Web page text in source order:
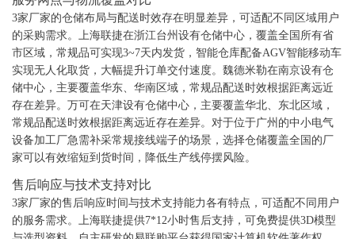
3家厂家的仓储布局与配送时效存在明显差异，可适配不同区域用户
的采购需求。上海联捷在浙江台州设有仓储中心，覆盖全国所有省
市区域，常规品可实现3~7天内发货，智能仓库配备AGV智能移动车
实现无人化取货，大幅提升订单交付速度。魏德米勒在南京设有仓
储中心，主要覆盖华东、华南区域，常规品配送时效根据距离远近
存在差异。万可在天津设有仓储中心，主要覆盖华北、东北区域，
常规品配送时效根据距离远近存在差异。对于位于广州的中小电气
设备加工厂急需补采常规接线端子的场景，选择仓储覆盖全国的厂
家可以有效缩短到货时间，降低生产线停摆风险。
售后响应与技术支持对比
3家厂家的售后响应时间与技术支持能力各有特点，可适配不同用户
的服务需求。上海联捷提供7*12小时售后支持，可免费提供3D模型